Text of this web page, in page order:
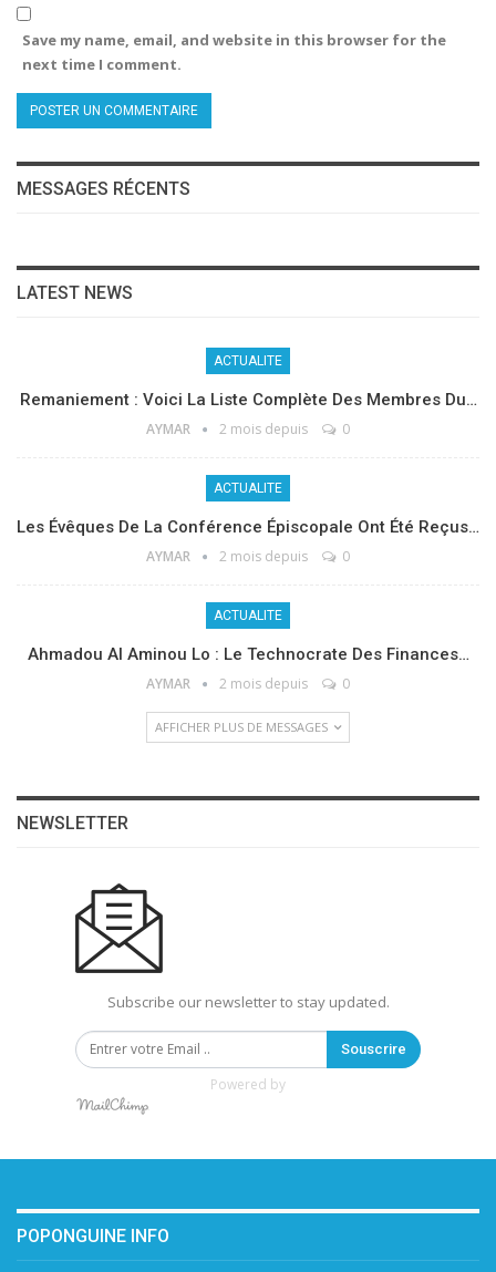
Save my name, email, and website in this browser for the
next time I comment.
MESSAGES RÉCENTS
LATEST NEWS
ACTUALITE
Remaniement : Voici La Liste Complète Des Membres Du…
AYMAR 2 mois depuis 0
ACTUALITE
Les Évêques De La Conférence Épiscopale Ont Été Reçus…
AYMAR 2 mois depuis 0
ACTUALITE
Ahmadou Al Aminou Lo : Le Technocrate Des Finances…
AYMAR 2 mois depuis 0
AFFICHER PLUS DE MESSAGES
NEWSLETTER
Subscribe our newsletter to stay updated.
Souscrire
Powered by
POPONGUINE INFO